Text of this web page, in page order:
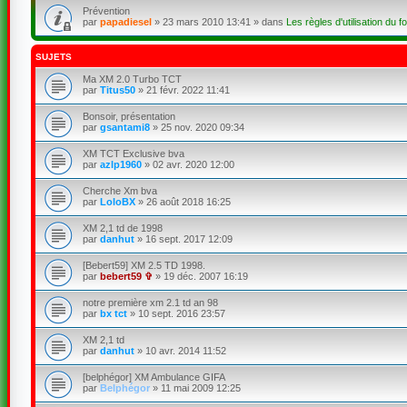
Prévention
par papadiesel» 23 mars 2010 13:41 » dans Les règles d'utilisation du
SUJETS
Ma XM 2.0 Turbo TCT
par Titus50» 21 févr. 2022 11:41
Bonsoir, présentation
par gsantami8» 25 nov. 2020 09:34
XM TCT Exclusive bva
par azlp1960» 02 avr. 2020 12:00
Cherche Xm bva
par LoloBX» 26 août 2018 16:25
XM 2,1 td de 1998
par danhut» 16 sept. 2017 12:09
[Bebert59] XM 2.5 TD 1998.
par bebert59 ✞ » 19 déc. 2007 16:19
notre première xm 2.1 td an 98
par bx tct» 10 sept. 2016 23:57
XM 2,1 td
par danhut» 10 avr. 2014 11:52
[belphégor] XM Ambulance GIFA
par Belphégor» 11 mai 2009 12:25